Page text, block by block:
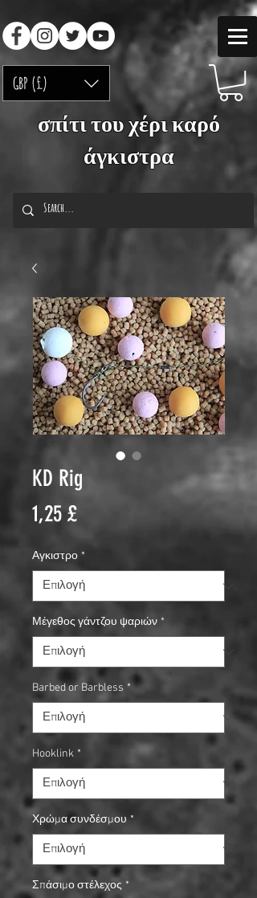
GBP (£)
σπίτι του χέρι καρό
άγκιστρα
KD Rig
1,25 £Τιμή
Αγκιστρο *
Μέγεθος γάντζου ψαριών *
Barbed or Barbless *
Hooklink *
Χρώμα συνδέσμου *
Σπάσιμο στέλεχος *